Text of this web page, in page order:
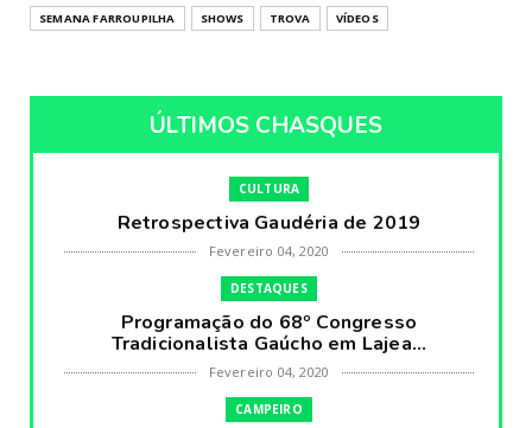
SEMANA FARROUPILHA
SHOWS TROVA VÍDEOS
ÚLTIMOS CHASQUES
CULTURA
Retrospectiva Gaudéria de 2019
Fevereiro 04, 2020
DESTAQUES
Programação do 68º Congresso
Tradicionalista Gaúcho em Lajea...
Fevereiro 04, 2020
CAMPEIRO